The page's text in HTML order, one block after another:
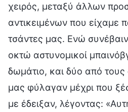
χειρός, μεταξύ άλλων
αντικειμένων που είχαμε
τσάντες μας. Ενώ
οκτώ αστυνομικοί
δωμάτιο, και δύο από
μας φύλαγαν μέχρι που
με έδειξαν, λέγοντας: